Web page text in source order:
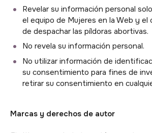
Revelar su información personal
el equipo de Mujeres en la Web y el
de despachar las píldoras abortivas.
No revela su información personal.
No utilizar información de
su consentimiento para fines de
retirar su consentimiento en
Marcas y derechos de autor